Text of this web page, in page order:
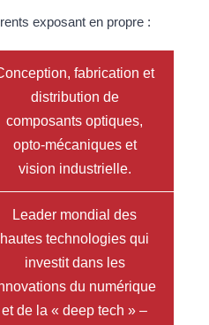
exposant en propre :
fabrication et
distribution de
composants optiques,
opto-mécaniques et
vision industrielle.
Leader mondial des
hautes technologies qui
investit dans les
du numérique
et de la « deep tech » –